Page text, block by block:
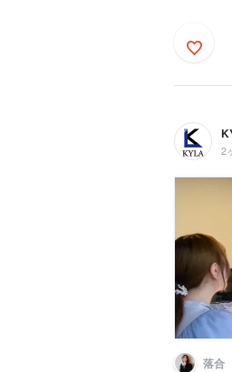
2
落合